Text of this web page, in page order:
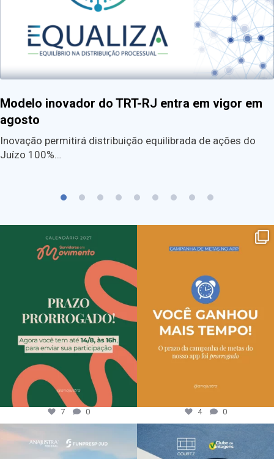
Modelo inovador do TRT-RJ entra em vigor em
agosto
Inovação permitirá distribuição equilibrada de ações do
Juízo 100%…
7 0 4 0